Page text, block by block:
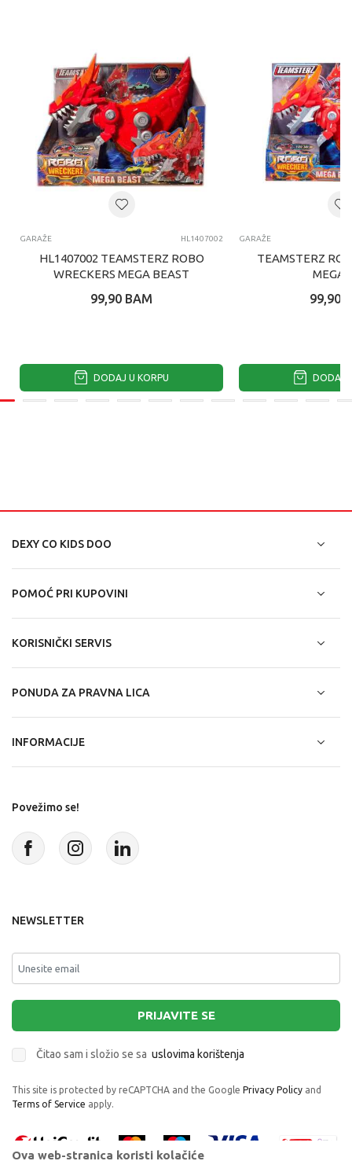
GARAŽE HL1407002
HL1407002 TEAMSTERZ ROBO
WRECKERS MEGA BEAST
99,90 BAM
DODAJ U KORPU
GARAŽE
TEAMSTERZ
MEGA
99,90
DODAJ
DEXY CO KIDS DOO
POMOĆ PRI KUPOVINI
KORISNIČKI SERVIS
PONUDA ZA PRAVNA LICA
INFORMACIJE
Povežimo se!
NEWSLETTER
PRIJAVITE SE
Čitao sam i složio se sa uslovima korištenja
This site is protected by reCAPTCHA and the Google Privacy Policy and
Terms of Service apply.
Ova web-stranica koristi kolačiće